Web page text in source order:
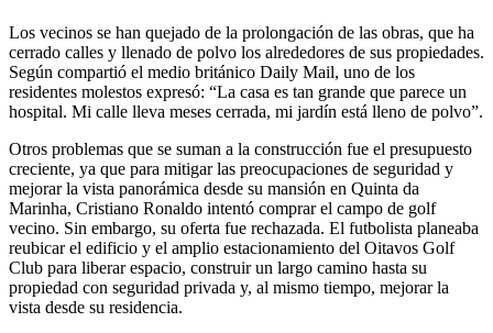
Los vecinos se han quejado de la prolongación de las obras, que ha
cerrado calles y llenado de polvo los alrededores de sus propiedades.
Según compartió el medio británico Daily Mail, uno de los
residentes molestos expresó: “La casa es tan grande que parece un
hospital. Mi calle lleva meses cerrada, mi jardín está lleno de polvo”.
Otros problemas que se suman a la construcción fue el presupuesto
creciente, ya que para mitigar las preocupaciones de seguridad y
mejorar la vista panorámica desde su mansión en Quinta da
Marinha, Cristiano Ronaldo intentó comprar el campo de golf
vecino. Sin embargo, su oferta fue rechazada. El futbolista planeaba
reubicar el edificio y el amplio estacionamiento del Oitavos Golf
Club para liberar espacio, construir un largo camino hasta su
propiedad con seguridad privada y, al mismo tiempo, mejorar la
vista desde su residencia.